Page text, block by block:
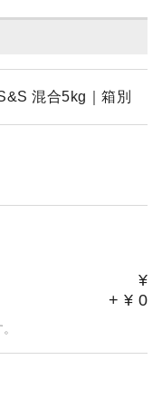
混合5kg｜箱別
¥
+ ¥ 0